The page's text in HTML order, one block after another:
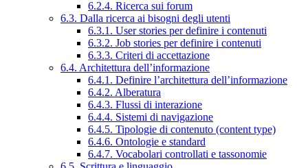
6.2.4. Ricerca sui forum
6.3. Dalla ricerca ai bisogni degli utenti
6.3.1. User stories per definire i contenuti
6.3.2. Job stories per definire i contenuti
6.3.3. Criteri di accettazione
6.4. Architettura dell’informazione
6.4.1. Definire l’architettura dell’informazione
6.4.2. Alberatura
6.4.3. Flussi di interazione
6.4.4. Sistemi di navigazione
6.4.5. Tipologie di contenuto (content type)
6.4.6. Ontologie e standard
6.4.7. Vocabolari controllati e tassonomie